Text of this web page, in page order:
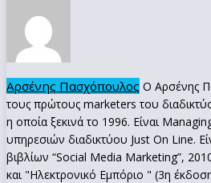
Αρσένης Πασχόπουλος Ο Αρσένης
τους πρώτους marketers του
η οποία ξεκινά το 1996. Είναι
υπηρεσιών διαδικτύου Just On Line.
βιβλίων “Social Media Marketing”,
και "Ηλεκτρονικό Εμπόριο " (3η